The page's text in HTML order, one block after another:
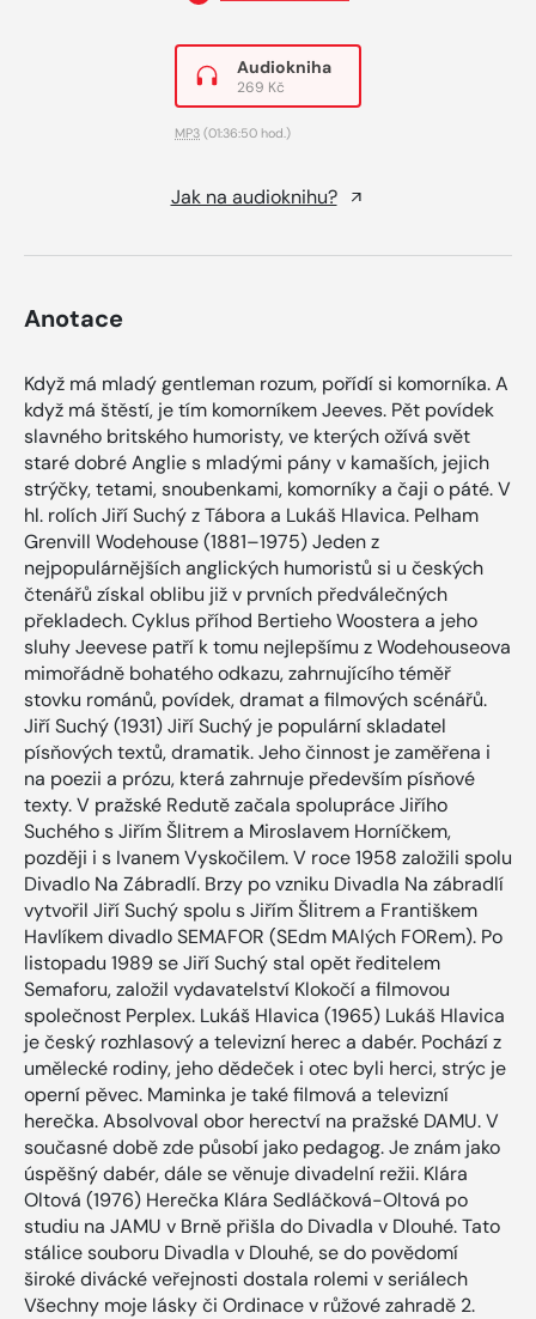
Audiokniha
269 Kč
MP3 (01:36:50 hod.)
Jak na audioknihu?
Anotace
Když má mladý gentleman rozum, pořídí si komorníka. A
když má štěstí, je tím komorníkem Jeeves. Pět povídek
slavného britského humoristy, ve kterých ožívá svět
staré dobré Anglie s mladými pány v kamaších, jejich
strýčky, tetami, snoubenkami, komorníky a čaji o páté. V
hl. rolích Jiří Suchý z Tábora a Lukáš Hlavica. Pelham
Grenvill Wodehouse (1881–1975) Jeden z
nejpopulárnějších anglických humoristů si u českých
čtenářů získal oblibu již v prvních předválečných
překladech. Cyklus příhod Bertieho Woostera a jeho
sluhy Jeevese patří k tomu nejlepšímu z Wodehouseova
mimořádně bohatého odkazu, zahrnujícího téměř
stovku románů, povídek, dramat a filmových scénářů.
Jiří Suchý (1931) Jiří Suchý je populární skladatel
písňových textů, dramatik. Jeho činnost je zaměřena i
na poezii a prózu, která zahrnuje především písňové
texty. V pražské Redutě začala spolupráce Jiřího
Suchého s Jiřím Šlitrem a Miroslavem Horníčkem,
později i s Ivanem Vyskočilem. V roce 1958 založili spolu
Divadlo Na Zábradlí. Brzy po vzniku Divadla Na zábradlí
vytvořil Jiří Suchý spolu s Jiřím Šlitrem a Františkem
Havlíkem divadlo SEMAFOR (SEdm MAlých FORem). Po
listopadu 1989 se Jiří Suchý stal opět ředitelem
Semaforu, založil vydavatelství Klokočí a filmovou
společnost Perplex. Lukáš Hlavica (1965) Lukáš Hlavica
je český rozhlasový a televizní herec a dabér. Pochází z
umělecké rodiny, jeho dědeček i otec byli herci, strýc je
operní pěvec. Maminka je také filmová a televizní
herečka. Absolvoval obor herectví na pražské DAMU. V
současné době zde působí jako pedagog. Je znám jako
úspěšný dabér, dále se věnuje divadelní režii. Klára
Oltová (1976) Herečka Klára Sedláčková-Oltová po
studiu na JAMU v Brně přišla do Divadla v Dlouhé. Tato
stálice souboru Divadla v Dlouhé, se do povědomí
široké divácké veřejnosti dostala rolemi v seriálech
Všechny moje lásky či Ordinace v růžové zahradě 2.